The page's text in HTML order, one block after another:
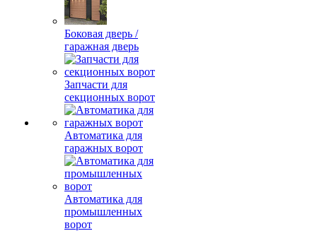
Боковая дверь /
гаражная дверь
Запчасти для
секционных ворот
Автоматика для
гаражных ворот
Автоматика для
промышленных
ворот